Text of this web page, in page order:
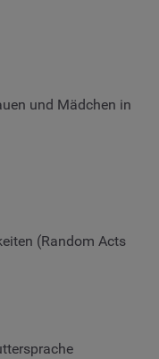
und Mädchen in
(Random Acts